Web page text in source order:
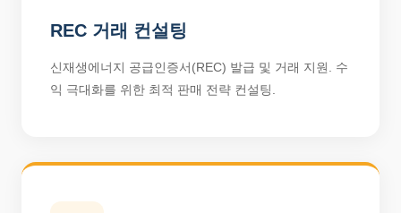
REC 거래 컨설팅
신재생에너지 공급인증서(REC) 발급 및 거래 지원. 수
익 극대화를 위한 최적 판매 전략 컨설팅.